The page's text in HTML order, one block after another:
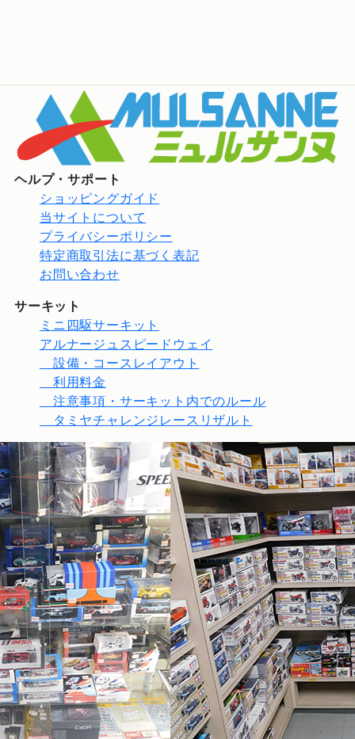
ヘルプ・サポート
ショッピングガイド
当サイトについて
プライバシーポリシー
特定商取引法に基づく表記
お問い合わせ
サーキット
ミニ四駆サーキット
アルナージュスピードウェイ
設備・コースレイアウト
利用料金
注意事項・サーキット内でのルール
タミヤチャレンジレースリザルト